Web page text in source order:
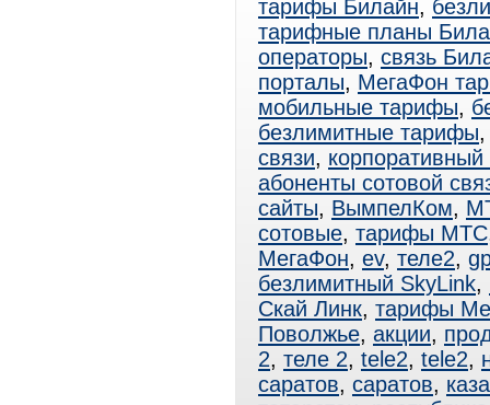
тарифы Билайн,
тарифные планы
операторы, связь
порталы, МегаФон
мобильные тарифы,
безлимитные тарифы
связи,
абоненты сотовой
сайты, ВымпелКом,
сотовые, тарифы МТС
МегаФон, ev, теле2,
безлимитный SkyLink,
Скай Линк, тарифы
Поволжье, акции,
2, теле 2, tele2, tele2,
саратов, саратов,